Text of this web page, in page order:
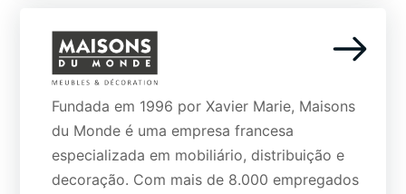
Fundada em 1996 por Xavier Marie, Maisons
du Monde é uma empresa francesa
especializada em mobiliário, distribuição e
decoração. Com mais de 8.000 empregados